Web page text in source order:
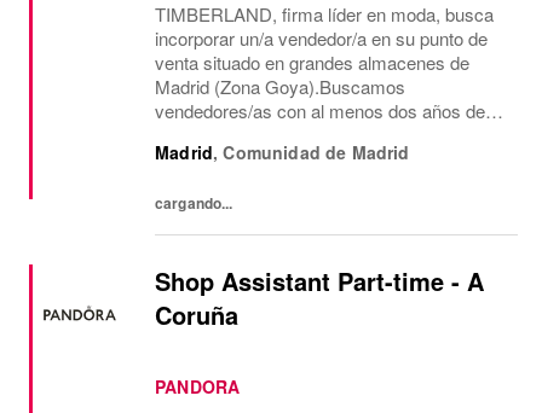
TIMBERLAND, firma líder en moda, busca
incorporar un/a vendedor/a en su punto de
venta situado en grandes almacenes de
Madrid (Zona Goya).Buscamos
vendedores/as con al menos dos años de
de objetivos comerciales, recepción de
Madrid,Comunidad de Madrid
cargando...
Shop Assistant Part-time - A
Coruña
PANDORA